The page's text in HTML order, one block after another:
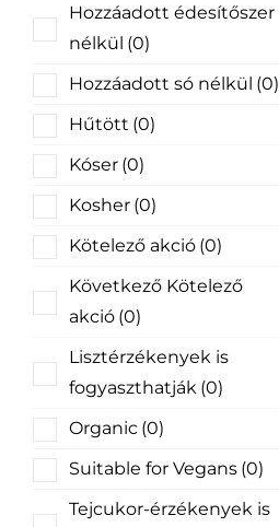
Hozzáadott édesítőszer
nélkül (0)
Hozzáadott só nélkül (0)
Hűtött (0)
Kóser (0)
Kosher (0)
Kötelező akció (0)
Következő Kötelező
akció (0)
Lisztérzékenyek is
fogyaszthatják (0)
Organic (0)
Suitable for Vegans (0)
Tejcukor-érzékenyek is